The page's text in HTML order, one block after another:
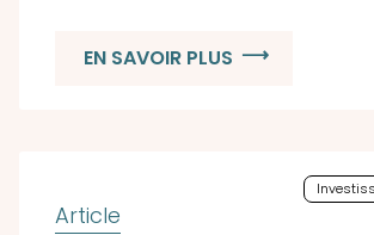
EN SAVOIR PLUS